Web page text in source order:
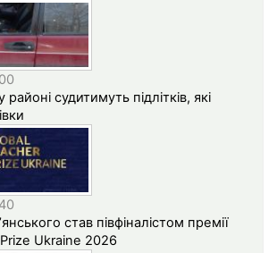
судитимуть підлітків, які
став півфіналістом премії
Ukraine 2026